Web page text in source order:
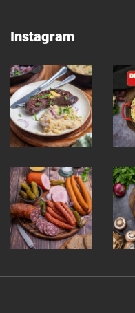
Instagram